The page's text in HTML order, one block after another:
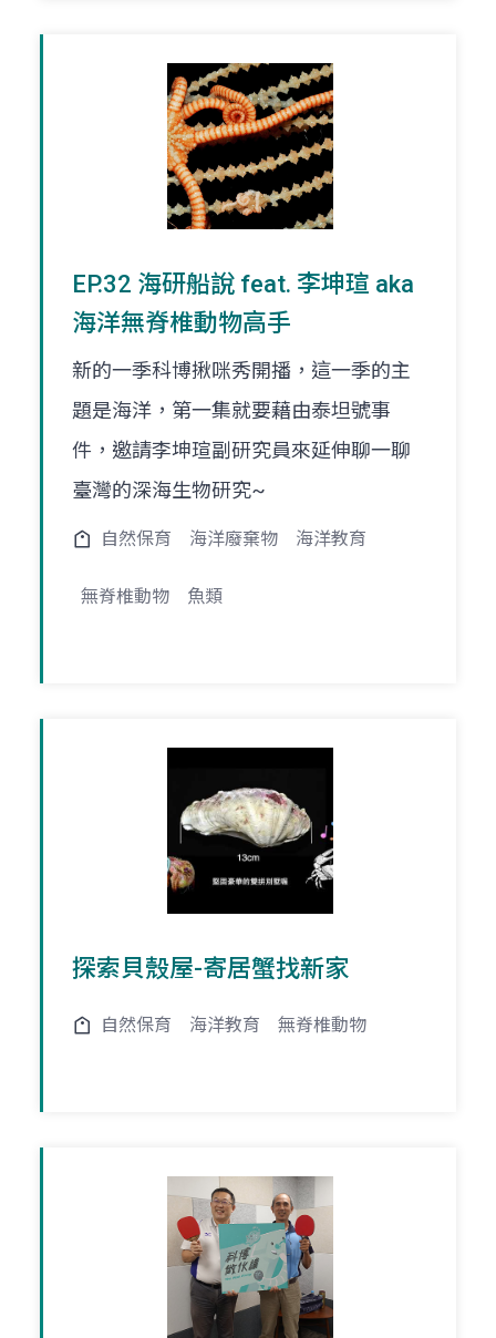
EP.32 海研船說 feat. 李坤瑄 aka
海洋無脊椎動物高手
新的一季科博揪咪秀開播，這一季的主
題是海洋，第一集就要藉由泰坦號事
件，邀請李坤瑄副研究員來延伸聊一聊
臺灣的深海生物研究~
自然保育 海洋廢棄物 海洋教育
無脊椎動物 魚類
探索貝殼屋-寄居蟹找新家
自然保育 海洋教育 無脊椎動物